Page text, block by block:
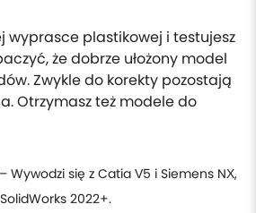
wyprasce plastikowej i testujesz
że dobrze ułożony model
Zwykle do korekty pozostają
Otrzymasz też modele do
– Wywodzi się z Catia V5 i Siemens NX,
2022+.